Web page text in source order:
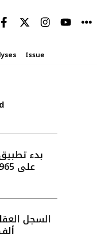
Issue
بدء
على 965 منتجًا اعتبارًا من يونيو 2028